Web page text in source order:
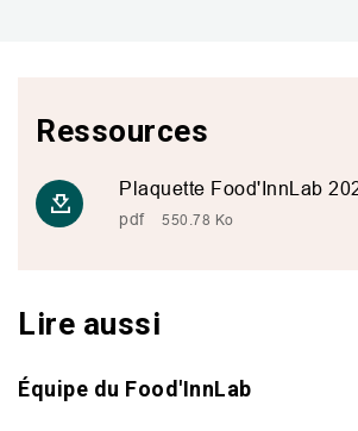
Ressources
Plaquette Food'InnLab
pdf 550.78 Ko
Lire aussi
Équipe du Food'InnLab